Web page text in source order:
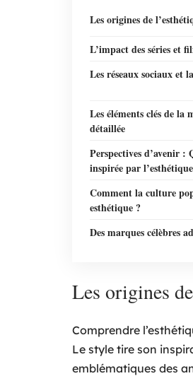
Les origines de
L’impact des séries et
Les réseaux sociaux et
Les éléments clés de la
détaillée
Perspectives d’avenir :
inspirée par
Comment la culture
esthétique ?
Des marques célèbres
Les origines
Comprendre
Le style tire son
emblématiques des